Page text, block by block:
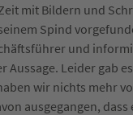
mit Bildern und
Spind
und
Aussage. Leider gab
wir nichts mehr
ausgegangen, dass